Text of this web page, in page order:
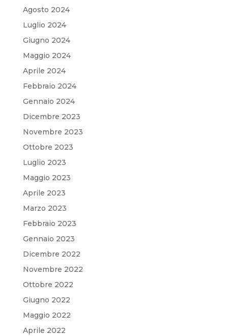
Agosto 2024
Luglio 2024
Giugno 2024
Maggio 2024
Aprile 2024
Febbraio 2024
Gennaio 2024
Dicembre 2023
Novembre 2023
Ottobre 2023
Luglio 2023
Maggio 2023
Aprile 2023
Marzo 2023
Febbraio 2023
Gennaio 2023
Dicembre 2022
Novembre 2022
Ottobre 2022
Giugno 2022
Maggio 2022
Aprile 2022